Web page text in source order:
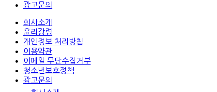
광고문의
회사소개
윤리강령
개인정보 처리방침
이용약관
이메일 무단수집거부
청소년보호정책
광고문의